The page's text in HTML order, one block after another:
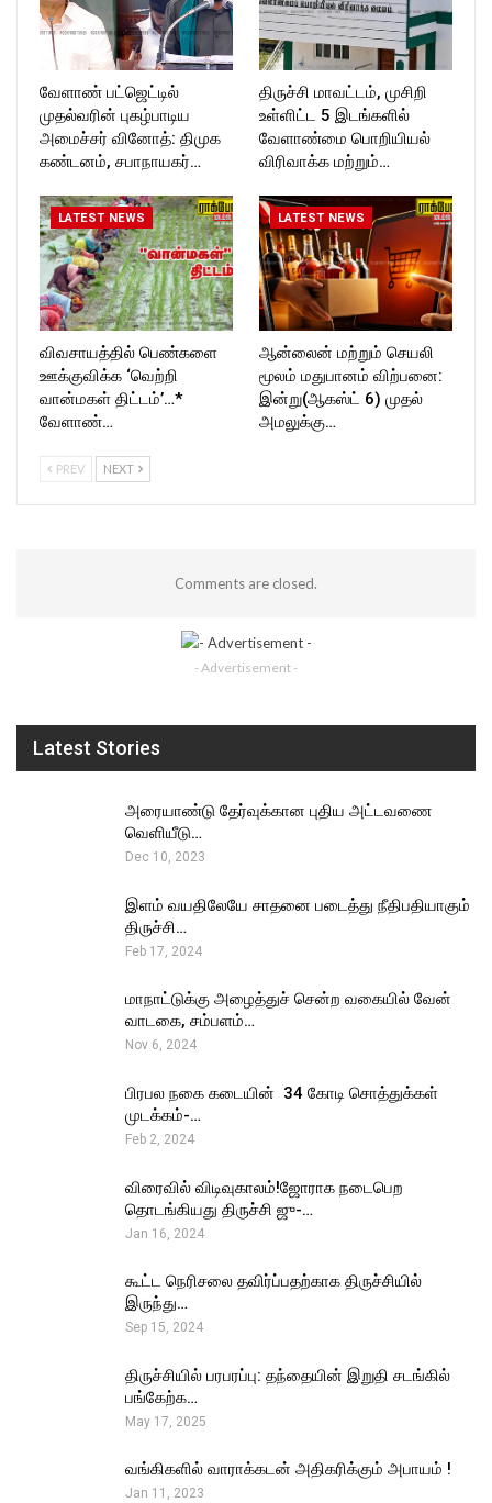
வேளாண் பட்ஜெட்டில்
முதல்வரின் புகழ்பாடிய
அமைச்சர் வினோத்: திமுக
கண்டனம், சபாநாயகர்…
திருச்சி மாவட்டம், முசிறி
உள்ளிட்ட 5 இடங்களில்
வேளாண்மை பொறியியல்
விரிவாக்க மற்றும்…
LATEST NEWS
விவசாயத்தில் பெண்களை
ஊக்குவிக்க ‘வெற்றி
வான்மகள் திட்டம்’…*
வேளாண்…
LATEST NEWS
ஆன்லைன் மற்றும் செயலி
மூலம் மதுபானம் விற்பனை:
இன்று(ஆகஸ்ட் 6) முதல்
அமலுக்கு…
PREV NEXT
Comments are closed.
- Advertisement -
Latest Stories
அரையாண்டு தேர்வுக்கான புதிய அட்டவணை
வெளியீடு…
Dec 10, 2023
இளம் வயதிலேயே சாதனை படைத்து நீதிபதியாகும்
திருச்சி…
Feb 17, 2024
மாநாட்டுக்கு அழைத்துச் சென்ற வகையில் வேன்
வாடகை, சம்பளம்…
Nov 6, 2024
பிரபல நகை கடையின் ₹ 34 கோடி சொத்துக்கள்
முடக்கம்-…
Feb 2, 2024
விரைவில் விடிவுகாலம்!ஜோராக நடைபெற
தொடங்கியது திருச்சி ஜு-…
Jan 16, 2024
கூட்ட நெரிசலை தவிர்ப்பதற்காக திருச்சியில்
இருந்து…
Sep 15, 2024
திருச்சியில் பரபரப்பு: தந்தையின் இறுதி சடங்கில்
பங்கேற்க…
May 17, 2025
வங்கிகளில் வாராக்கடன் அதிகரிக்கும் அபாயம் !
Jan 11, 2023